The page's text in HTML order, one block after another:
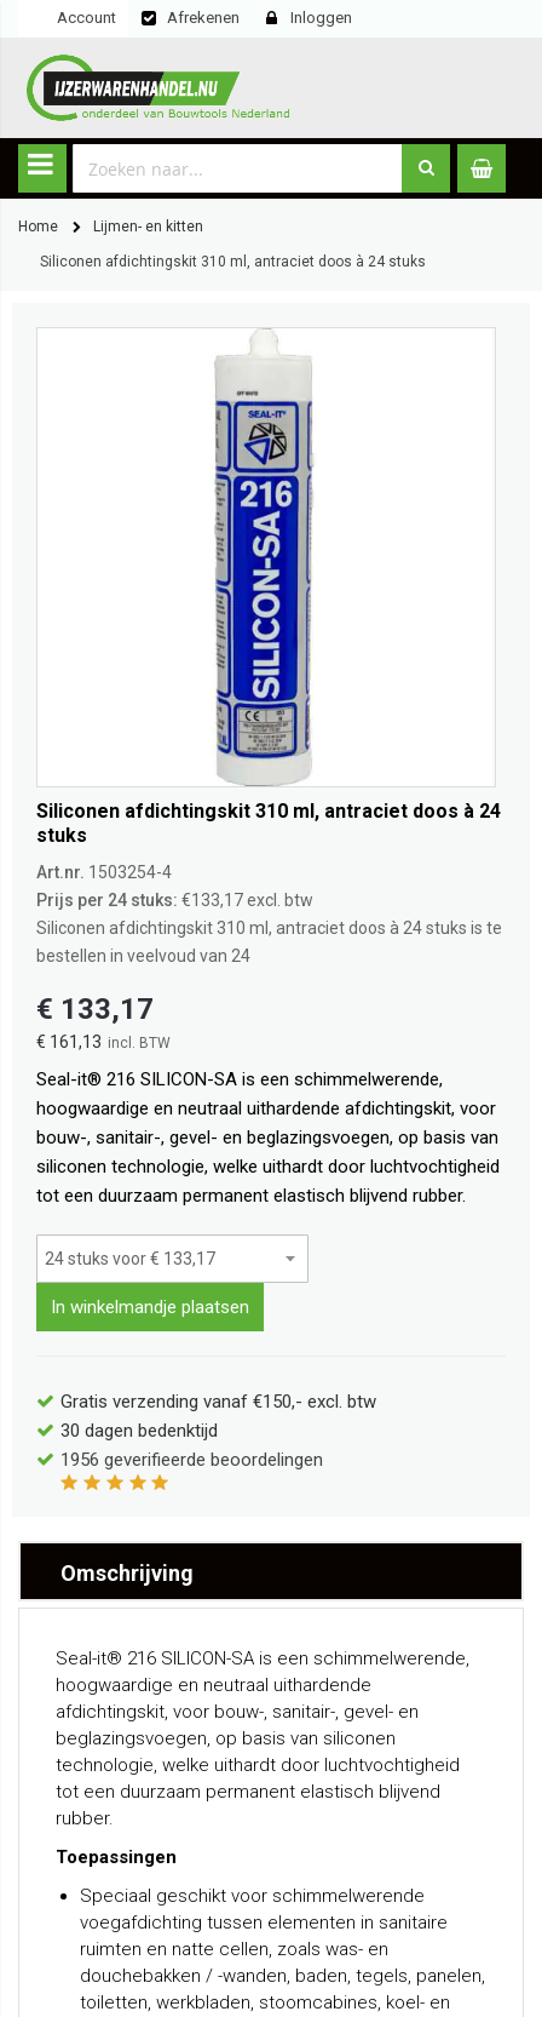
Account Afrekenen Inloggen
Home Lijmen- en kitten
Siliconen afdichtingskit 310 ml, antraciet doos à 24 stuks
Siliconen afdichtingskit 310 ml, antraciet doos à 24
stuks
Art.nr. 1503254-4
Prijs per 24 stuks: €133,17 excl. btw
Siliconen afdichtingskit 310 ml, antraciet doos à 24 stuks is te
bestellen in veelvoud van 24
€ 161,13
€ 133,17
Seal-it® 216 SILICON-SA is een schimmelwerende,
hoogwaardige en neutraal uithardende afdichtingskit, voor
bouw-, sanitair-, gevel- en beglazingsvoegen, op basis van
siliconen technologie, welke uithardt door luchtvochtigheid
tot een duurzaam permanent elastisch blijvend rubber.
In winkelmandje plaatsen
Gratis verzending vanaf €150,- excl. btw
30 dagen bedenktijd
1956 geverifieerde beoordelingen
Omschrijving
Seal-it® 216 SILICON-SA is een schimmelwerende,
hoogwaardige en neutraal uithardende
afdichtingskit, voor bouw-, sanitair-, gevel- en
beglazingsvoegen, op basis van siliconen
technologie, welke uithardt door luchtvochtigheid
tot een duurzaam permanent elastisch blijvend
rubber.
Toepassingen
Speciaal geschikt voor schimmelwerende
voegafdichting tussen elementen in sanitaire
ruimten en natte cellen, zoals was- en
douchebakken / -wanden, baden, tegels, panelen,
toiletten, werkbladen, stoomcabines, koel- en